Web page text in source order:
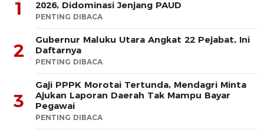
1
2026, Didominasi Jenjang PAUD
PENTING DIBACA
2
Gubernur Maluku Utara Angkat 22 Pejabat, Ini
Daftarnya
PENTING DIBACA
3
Gaji PPPK Morotai Tertunda, Mendagri Minta
Ajukan Laporan Daerah Tak Mampu Bayar
Pegawai
PENTING DIBACA